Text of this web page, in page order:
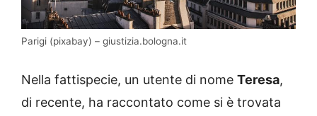
Parigi (pixabay) – giustizia.bologna.it
Nella fattispecie, un utente di nome Teresa,
di recente, ha raccontato come si è trovata